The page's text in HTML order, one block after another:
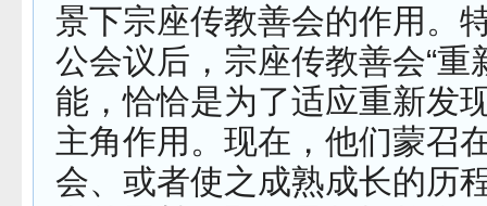
景下宗座传教善会的作用。
公会议后，宗座传教善会“重
能，恰恰是为了适应重新发
主角作用。现在，他们蒙召
会、或者使之成熟成长的历